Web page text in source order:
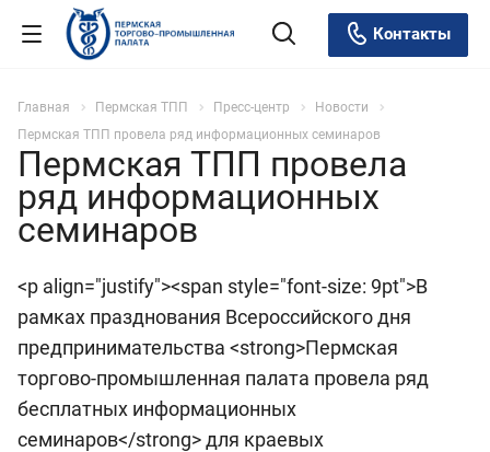
Контакты
Главная Пермская ТПП Пресс-центр
Новости
Пермская ТПП провела ряд информационных семинаров
Пермская ТПП провела
ряд информационных
семинаров
<p align="justify"><span style="font-size: 9pt">В
рамках празднования Всероссийского дня
предпринимательства <strong>Пермская
торгово-промышленная палата провела ряд
бесплатных информационных
семинаров</strong> для краевых